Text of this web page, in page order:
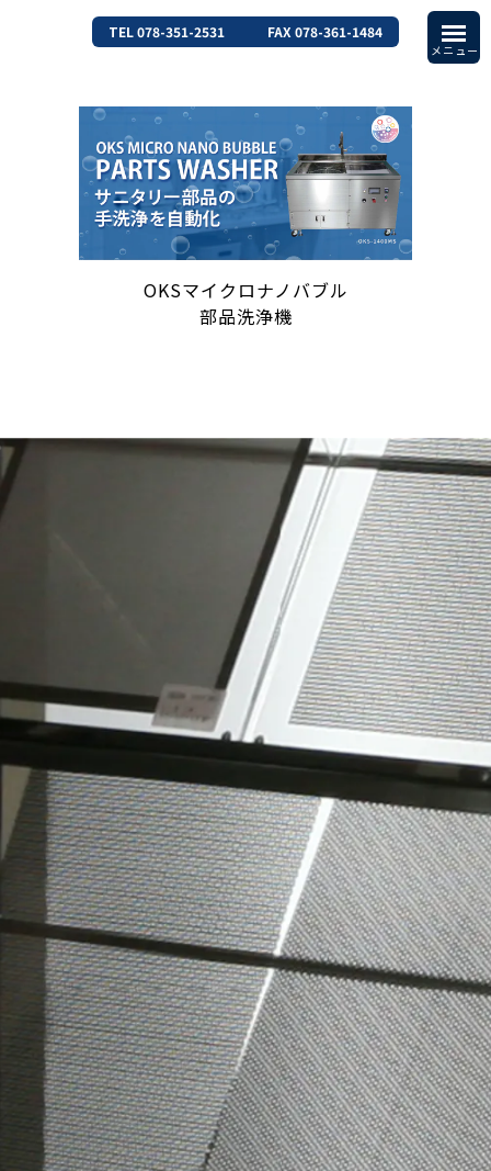
TEL 078-351-2531 FAX 078-361-1484
OKSマイクロナノバブル
部品洗浄機